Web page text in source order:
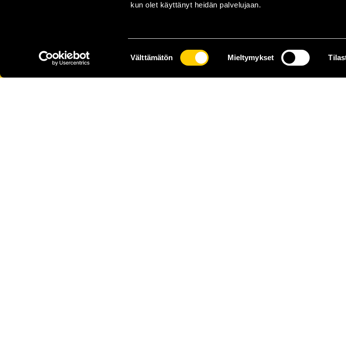
kun olet käyttänyt heidän palvelujaan.
Välttämätön Mieltymykset